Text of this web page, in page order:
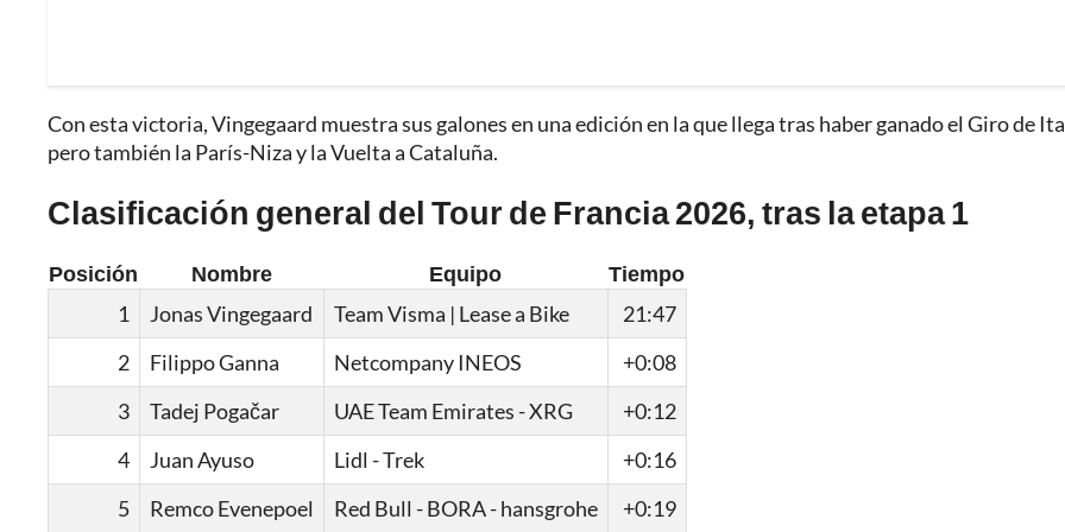
Con esta victoria, Vingegaard muestra sus galones en una edición en la que llega tras haber ganado el Giro de
pero también la París-Niza y la Vuelta a Cataluña.
Clasificación general del Tour de Francia 2026, tras la etapa 1
Posición Nombre Equipo
Tiempo
1
Jonas Vingegaard Team Visma | Lease a Bike
21:47
2
Filippo Ganna Netcompany INEOS
+0:08
3
Tadej Pogačar UAE Team Emirates - XRG
+0:12
4
Juan Ayuso Lidl - Trek
+0:16
5
Remco Evenepoel Red Bull - BORA - hansgrohe +0:19